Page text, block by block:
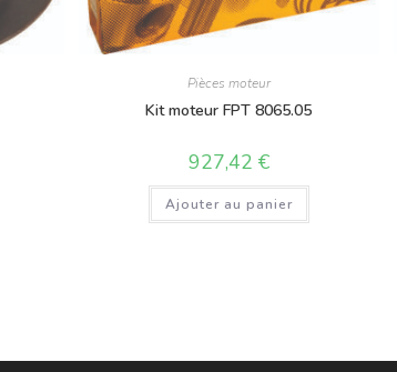
Pièces moteur
Kit moteur FPT 8065.05
927,42 €
Ajouter au panier